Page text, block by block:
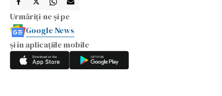
Urmăriți-ne și pe
Google News
și în aplicațiile mobile